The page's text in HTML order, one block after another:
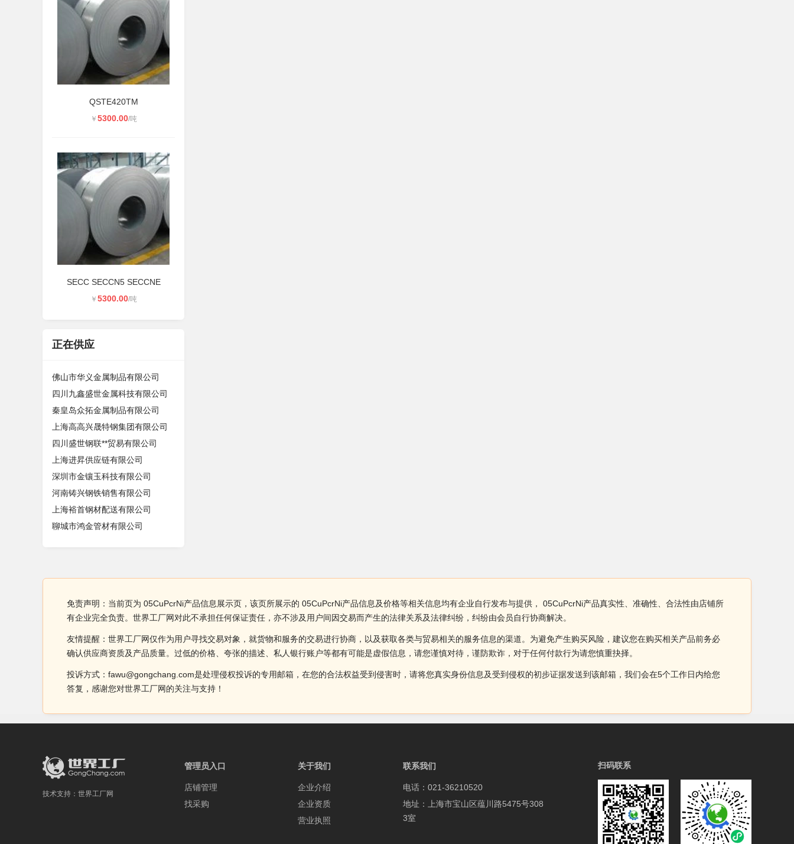
QSTE420TM
￥ 5300.00/吨
SECC SECCN5 SECCNE
￥ 5300.00/吨
正在供应
佛山市华义金属制品有限公司
四川九鑫盛世金属科技有限公司
秦皇岛众拓金属制品有限公司
上海高高兴晟特钢集团有限公司
四川盛世钢联**贸易有限公司
上海进昇供应链有限公司
深圳市金镶玉科技有限公司
河南铸兴钢铁销售有限公司
上海裕首钢材配送有限公司
聊城市鸿金管材有限公司
免责声明：当前页为 05CuPcrNi产品信息展示页，该页所展示的 05CuPcrNi产品信息及价格等相关信息均有企业自行发布与提供， 05CuPcrNi产品真实性、准确性、合法性由店铺所
有企业完全负责。世界工厂网对此不承担任何保证责任，亦不涉及用户间因交易而产生的法律关系及法律纠纷，纠纷由会员自行协商解决。
友情提醒：世界工厂网仅作为用户寻找交易对象，就货物和服务的交易进行协商，以及获取各类与贸易相关的服务信息的渠道。为避免产生购买风险，建议您在购买相关产品前务必
确认供应商资质及产品质量。过低的价格、夸张的描述、私人银行账户等都有可能是虚假信息，请您谨慎对待，谨防欺诈，对于任何付款行为请您慎重抉择。
投诉方式：fawu@gongchang.com是处理侵权投诉的专用邮箱，在您的合法权益受到侵害时，请将您真实身份信息及受到侵权的初步证据发送到该邮箱，我们会在5个工作日内给您
答复，感谢您对世界工厂网的关注与支持！
技术支持： 世界工厂网
管理员入口
店铺管理
找采购
关于我们
企业介绍
企业资质
营业执照
联系我们
电话：021-36210520
地址：上海市宝山区蕴川路5475号308
3室
扫码联系